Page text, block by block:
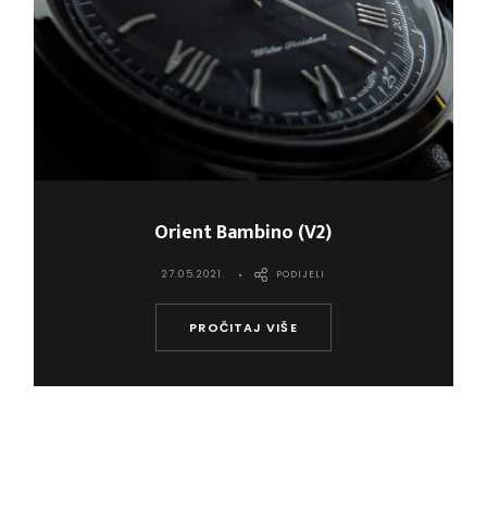
Orient Bambino (V2)
27.05.2021.
PROČITAJ VIŠE
PODIJELI